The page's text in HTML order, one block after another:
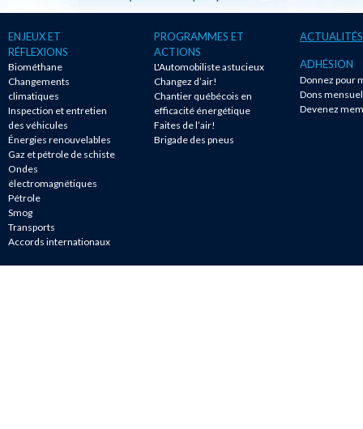
ENJEUX ET
RÉFLEXIONS
Biométhane
Changements
climatiques
Inspection et entretien
des véhicules
Énergies renouvelables
Gaz et pétrole de schiste
Ondes
électromagnétiques
Pétrole
Smog
Transports
Accords internationaux
PROGRAMMES ET
ACTIONS
L'Automobiliste astucieux
Changez d’air!
Chantier québécois en
efficacité énergétique
Faites de l’air!
Brigade des pneus
ACTUALITÉS
ADHÉSION
Donnez pour
Dons
Devenez